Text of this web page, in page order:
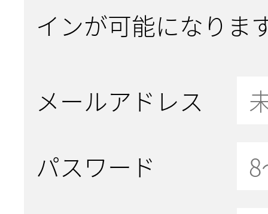
インが可能になりま
メールアドレス
パスワード